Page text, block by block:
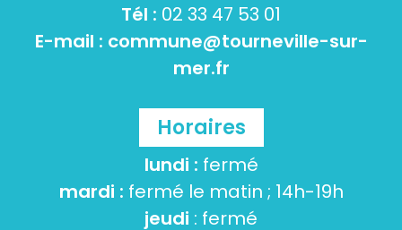
Tél : 02 33 47 53 01
E-mail : commune@tourneville-sur-
mer.fr
Horaires
lundi : fermé
mardi : fermé le matin ; 14h-19h
jeudi : fermé